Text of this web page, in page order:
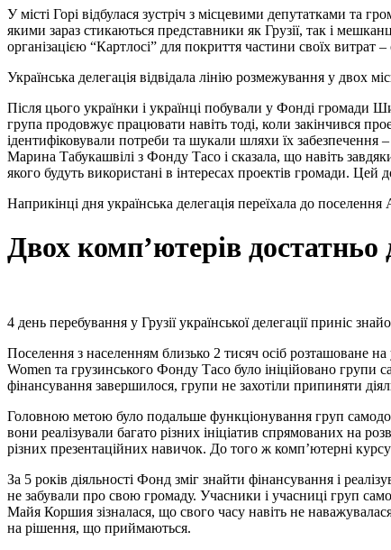
У місті Горі відбулася зустріч з місцевими депутатками та
якими зараз стикаються представники як Грузії, так і
організацією “Картлосі” для покриття частини своїх витрат
Українська делегація відвідала лінію розмежування у двох
Після цього українки і українці побували у Фонді громади
група продовжує працювати навіть тоді, коли закінчився
ідентифіковували потреби та шукали шляхи їх
Марина Табукашвілі з Фонду Тасо і сказала, що навіть
якого будуть використані в інтересах проектів громади.
Наприкінці дня українська делегація переїхала до поселення
Двох комп’ютерів
4 день перебування у Грузії української делегації приніс
Поселення з населенням близько 2 тисяч осіб розташоване
Women та грузинського Фонду Тасо було ініційовано групи
фінансування завершилося, групи не захотіли припиняти
Головною метою було подальше функціонування груп
вони реалізували багато різних ініціатив спрямованих на
різних презентаційних навичок. До того ж комп’ютерні
За 5 років діяльності Фонд зміг знайти фінансування і
не забували про свою громаду. Учасники і учасниці груп
Майя Коршия зізналася, що свого часу навіть не
на рішення, що приймаються.